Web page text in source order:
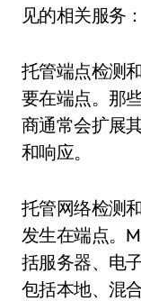
见的相关服务：
托管端点检测
要在端点。那
商通常会扩展
和响应。
托管网络检测
发生在端点。
括服务器、电
包括本地、混